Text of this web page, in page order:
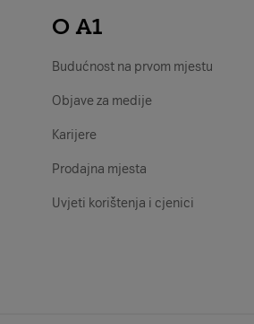
O A1
Budućnost na prvom mjestu
Objave za medije
Karijere
Prodajna mjesta
Uvjeti korištenja i cjenici